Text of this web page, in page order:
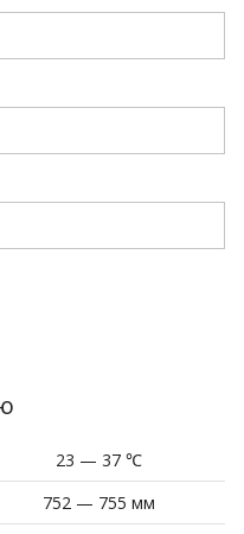
23 — 37 ℃
752 — 755 мм